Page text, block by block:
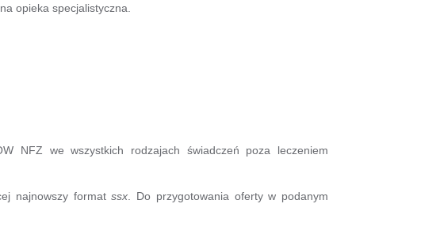
opieka specjalistyczna.
NFZ we wszystkich rodzajach świadczeń poza leczeniem
najnowszy formatssx . Do przygotowania oferty w podanym